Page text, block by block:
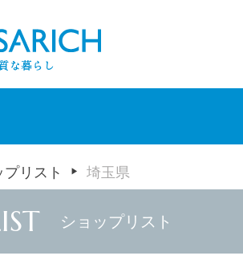
プリスト 埼玉県
ショップリスト